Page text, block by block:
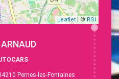
Leaflet| © RSI
Pernes-les-Fontaines